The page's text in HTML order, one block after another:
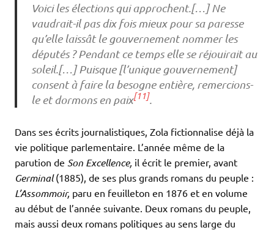
Voici les élections qui approchent.[…] Ne
vaudrait-il pas dix fois mieux pour sa paresse
qu’elle laissât le gouvernement nommer les
députés ? Pendant ce temps elle se réjouirait au
soleil.[…] Puisque [l’unique gouvernement]
consent à faire la besogne entière, remercions-
le et dormons en paix[11].
Dans ses écrits journalistiques, Zola fictionnalise déjà la
vie politique parlementaire. L’année même de la
parution de Son Excellence, il écrit le premier, avant
Germinal(1885), de ses plus grands romans du peuple :
L’Assommoir, paru en feuilleton en 1876 et en volume
au début de l’année suivante. Deux romans du peuple,
mais aussi deux romans politiques au sens large du